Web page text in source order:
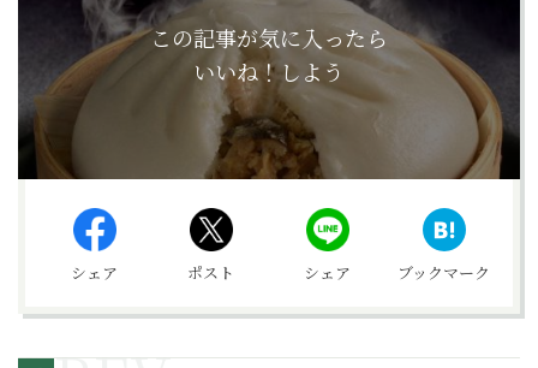
この記事が気に入ったら
いいね！しよう
シェア ポスト シェア ブックマーク